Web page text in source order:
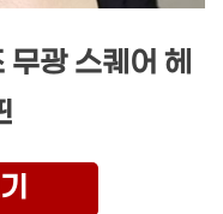
광 스퀘어 헤